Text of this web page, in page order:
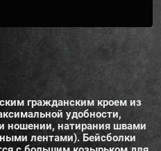
гражданским кроем из
удобности,
ношении, натирания швами
лентами). Бейсболки